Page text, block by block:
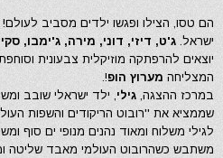
הם טסו, הצילו ופגשו ילדים מסביב
ישראל. ג'ט, דיזי, דוני, מירה, ג'ימבו,
יוצאים להרפתקה מוזיקלית צבעונית
המצליחה מערוץ הופ!.
במרכז ההצגה, גילי , ילד ישראלי שובב
שממציא את ''רובוט הריקודים והשפות
לגילי משלוח ומאוד נהנים מנופי ים סוף
משתבש כשהרובוט העולמי מאבד שליטה